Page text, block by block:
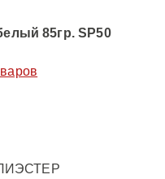
85гр. SP50